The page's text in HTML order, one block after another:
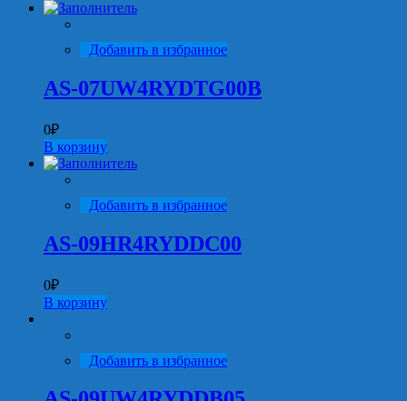
Добавить в избранное
AS-07UW4RYDTG00B
0₽
В корзину
Добавить в избранное
AS-09HR4RYDDC00
0₽
В корзину
Добавить в избранное